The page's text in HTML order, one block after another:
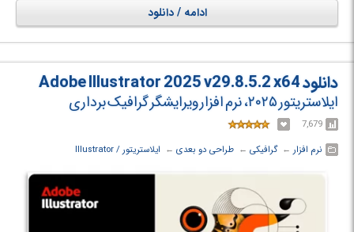
Adobe Illustrator 2026جدیدترین نسخه از نرم‌افزار قدرتمند طراحی برداری
شرکت Adobe است که به عنوان استاندارد جهانی طراحی وکتور شناخته می‌شود.
آیکون، تصاویر برداری و طرح‌های گرافیکی پیچیده را در اختیار طراحان قرار
می‌دهد. Illustrator به دلیل دقت بالا، انعطاف‌پذیری و هماهنگی کامل با سایر
نرم‌افزارهای Adobe، یکی از اصلی‌ترین ابزارهای طراحان گرافیک در سراسر جهان
محسوب می‌شود.
ادامه / دانلود
دانلود Adobe Illustrator 2025 v29.8.5.2 x64
ایلاستریتور ۲۰۲۵، نرم افزار ویرایشگر گرافیک برداری
7,679
نرم افزار ← ‏گرافیکی ← ‏ طراحی دو بعدی ← ‏ ایلاستریتور / Illustrator